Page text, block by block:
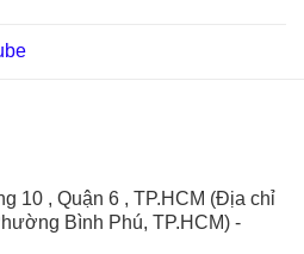
10 , Quận 6 , TP.HCM (Địa chỉ
Bình Phú, TP.HCM) -